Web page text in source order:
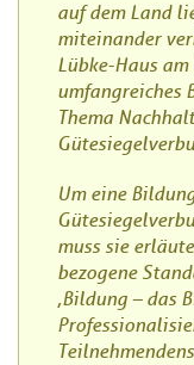
auf dem Land
miteinander
Lübke-Haus
umfangreiches
Thema
Um eine
muss sie
bezogene
‚Bildung – das